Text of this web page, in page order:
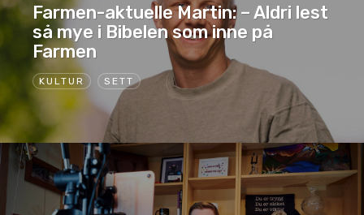
KULTUR SETT
Farmen-aktuelle Martin: – Aldri lest
så mye i Bibelen som inne på
Farmen